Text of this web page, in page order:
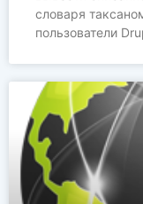
словаря
пользователи